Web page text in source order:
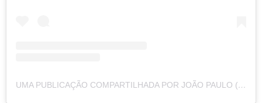
UMA PUBLICAÇÃO COMPARTILHADA POR JOÃO PAULO (@JOAOPAULO34)